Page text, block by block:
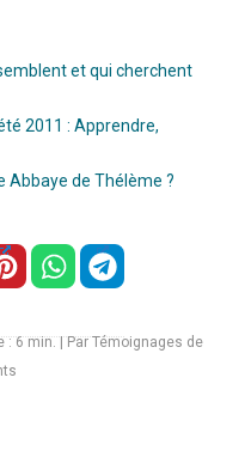
et qui cherchent
2011 : Apprendre,
Abbaye de Thélème ?
: 6 min. | Par Témoignages de